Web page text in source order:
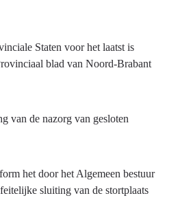
Staten voor het laatst is
blad van Noord-Brabant
van de nazorg van gesloten
het door het Algemeen bestuur
sluiting van de stortplaats